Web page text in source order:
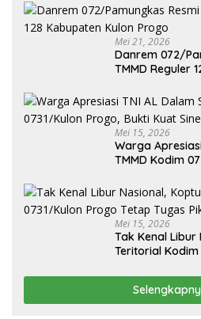
Mei 21, 2026
Danrem 072/
TMMD Reguler
Mei 15, 2026
Warga
TMMD Kodim
Mei 15, 2026
Tak Kenal
Teritorial